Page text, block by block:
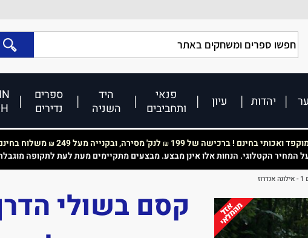
יהדות עיון
פנאי
ותחביבים
היד
השניה
ספרים
נדירים
ואכותי בחינם ! ברכישה של 199 ₪ לנק' מסירה, ובקנייה מעל 249 ₪משלוח
המחיר הקטלוגי. הנחות אלו אינן מבצע. מבצעים מתקיימים מעת לעת לתקופה